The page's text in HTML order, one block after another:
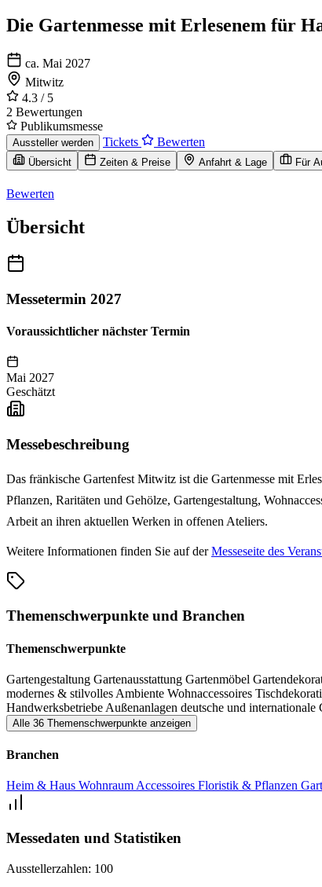
Die Gartenmesse mit Erlesenem für
ca. Mai 2027
Mitwitz
4.3 / 5
2 Bewertungen
Publikumsmesse
Aussteller werden Tickets Bewerten
Übersicht Zeiten & Preise Anfahrt & Lage Für
Bewerten
Übersicht
Messetermin 2027
Voraussichtlicher nächster Termin
Mai 2027
Geschätzt
Messebeschreibung
Das fränkische Gartenfest Mitwitz ist die Gartenmesse mit
Pflanzen, Raritäten und Gehölze, Gartengestaltung,
Arbeit an ihren aktuellen Werken in offenen Ateliers.
Weitere Informationen finden Sie auf derMesseseite des
Themenschwerpunkte und Branchen
Themenschwerpunkte
Gartengestaltung Gartenausstattung Gartenmöbel
modernes & stilvolles Ambiente Wohnaccessoires
Handwerksbetriebe Außenanlagen deutsche und internationale
Alle 36 Themenschwerpunkte anzeigen
Branchen
Heim & Haus Wohnraum Accessoires Floristik & Pflanzen
Messedaten und Statistiken
Ausstellerzahlen: 100